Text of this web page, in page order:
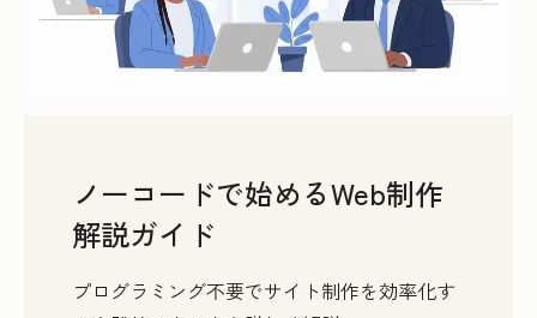
ノーコードで始めるWeb制作
解説ガイド
プログラミング不要でサイト制作を効率化す